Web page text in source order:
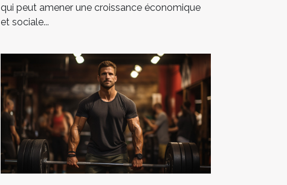
qui peut amener une croissance économique
et sociale...